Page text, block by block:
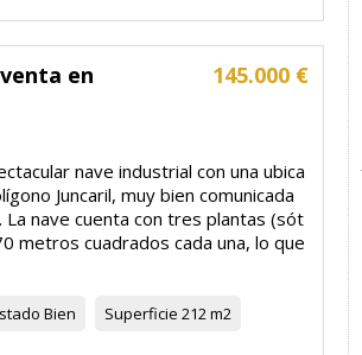
145.000 €
en
nave industrial con una ubica
Juncaril, muy bien comunicada
nave cuenta con tres plantas (sót
metros cuadrados cada una, lo que
Bien Superficie 212 m2